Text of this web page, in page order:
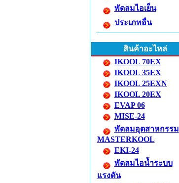
พัดลมไอเย็น
ประเภทอื่น
สินค้าอะไหล่
IKOOL 70EX
IKOOL 35EX
IKOOL 25EXN
IKOOL 20EX
EVAP 06
MISE-24
พัดลมอุตสาหกรรม
MASTERKOOL
EKI-24
พัดลมไอน้ำระบบ
แรงดัน